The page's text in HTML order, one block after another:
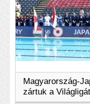
Magyarország-
zártuk a Világligát